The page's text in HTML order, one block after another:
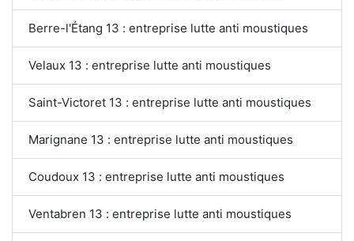
Berre-l'Étang 13 : entreprise lutte anti moustiques
Velaux 13 : entreprise lutte anti moustiques
Saint-Victoret 13 : entreprise lutte anti moustiques
Marignane 13 : entreprise lutte anti moustiques
Coudoux 13 : entreprise lutte anti moustiques
Ventabren 13 : entreprise lutte anti moustiques